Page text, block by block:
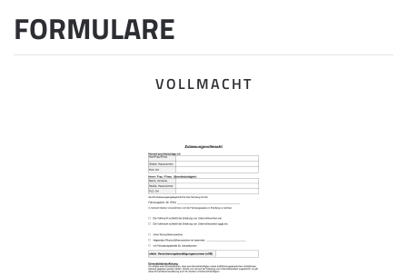
FORMULARE
VOLLMACHT